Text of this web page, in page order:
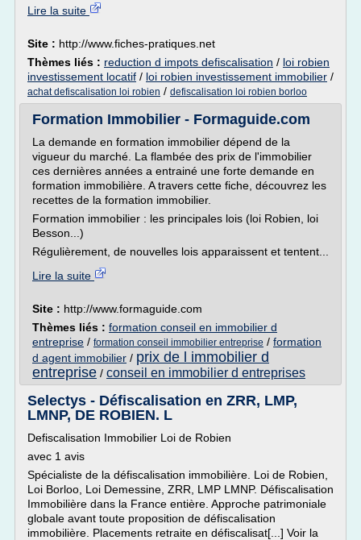
Lire la suite
Site : http://www.fiches-pratiques.net
Thèmes liés : reduction d impots defiscalisation / loi robien
investissement locatif / loi robien investissement immobilier /
achat defiscalisation loi robien / defiscalisation loi robien borloo
Formation Immobilier - Formaguide.com
La demande en formation immobilier dépend de la
vigueur du marché. La flambée des prix de l'immobilier
ces dernières années a entrainé une forte demande en
formation immobilière. A travers cette fiche, découvrez les
recettes de la formation immobilier.
Formation immobilier : les principales lois (loi Robien, loi
Besson...)
Régulièrement, de nouvelles lois apparaissent et tentent...
Lire la suite
Site : http://www.formaguide.com
Thèmes liés : formation conseil en immobilier d
entreprise / formation conseil immobilier entreprise / formation
d agent immobilier / prix de l immobilier d
entreprise / conseil en immobilier d entreprises
Selectys - Défiscalisation en ZRR, LMP,
LMNP, DE ROBIEN. L
Defiscalisation Immobilier Loi de Robien
avec 1 avis
Spécialiste de la défiscalisation immobilière. Loi de Robien,
Loi Borloo, Loi Demessine, ZRR, LMP LMNP. Défiscalisation
Immobilière dans la France entière. Approche patrimoniale
globale avant toute proposition de défiscalisation
immobilière. Placements retraite en défiscalisat[...] Voir la